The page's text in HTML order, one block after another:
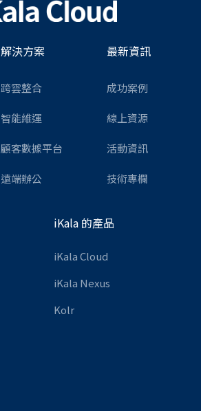
解決方案
跨雲整合
智能維運
顧客數據平台
遠端辦公
最新資訊
成功案例
線上資源
活動資訊
技術專欄
iKala 的產品
iKala Cloud
iKala Nexus
Kolr